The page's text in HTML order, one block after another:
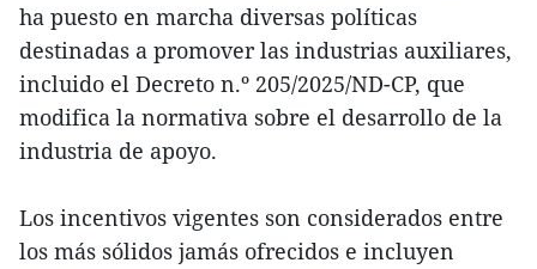
ha puesto en marcha diversas políticas
destinadas a promover las industrias auxiliares,
incluido el Decreto n.º 205/2025/ND-CP, que
modifica la normativa sobre el desarrollo de la
industria de apoyo.
Los incentivos vigentes son considerados entre
los más sólidos jamás ofrecidos e incluyen